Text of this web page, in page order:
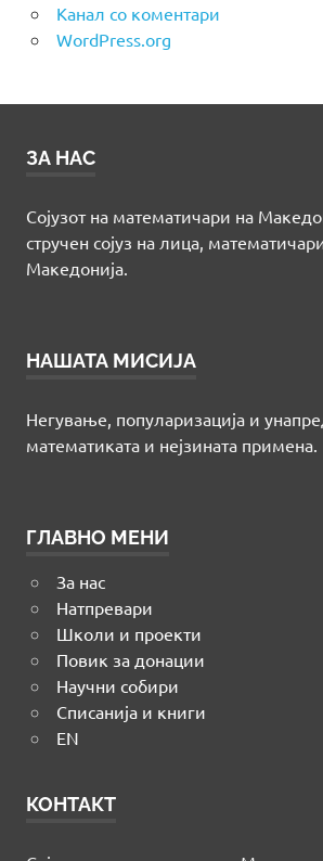
Канал со коментари
WordPress.org
ЗА НАС
Сојузот на математичари на
стручен сојуз на лица,
Македонија.
НАШАТА МИСИЈА
Негување, популаризација и
математиката и нејзината примена.
ГЛАВНО МЕНИ
За нас
Натпревари
Школи и проекти
Повик за донации
Научни собири
Списанија и книги
EN
КОНТАКТ